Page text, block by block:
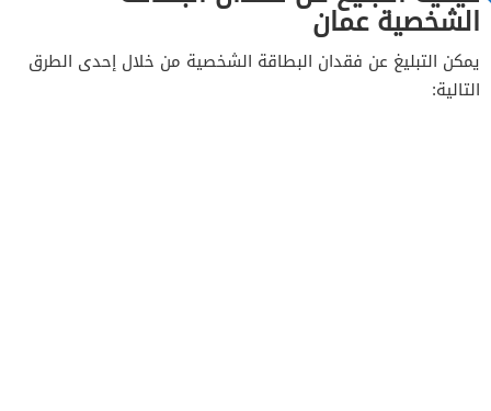
الشخصية عمان
يمكن التبليغ عن فقدان البطاقة الشخصية من خلال إحدى الطرق
التالية: